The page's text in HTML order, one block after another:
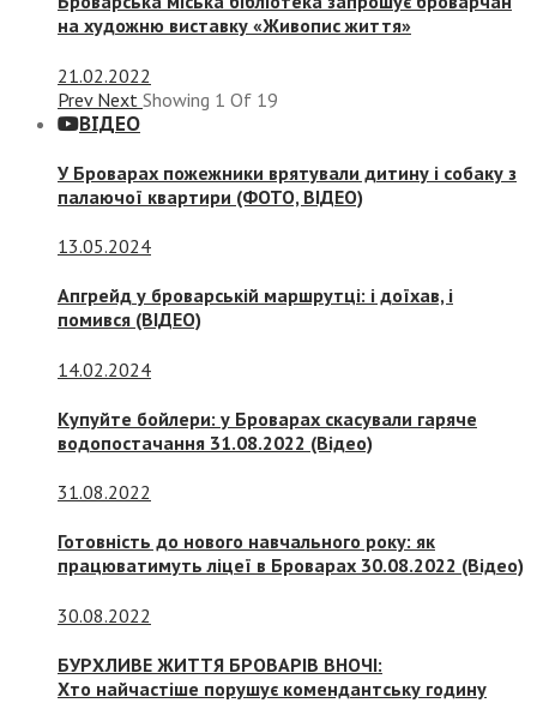
на художню виставку «Живопис життя»
21.02.2022
Prev Next Showing 1 Of 19
ВІДЕО
У Броварах пожежники врятували дитину і собаку з
палаючої квартири (ФОТО, ВІДЕО)
13.05.2024
Апгрейд у броварській маршрутці: і доїхав, і
помився (ВІДЕО)
14.02.2024
Купуйте бойлери: у Броварах скасували гаряче
водопостачання 31.08.2022 (Відео)
31.08.2022
Готовність до нового навчального року: як
працюватимуть ліцеї в Броварах 30.08.2022 (Відео)
30.08.2022
БУРХЛИВЕ ЖИТТЯ БРОВАРІВ ВНОЧІ:
Хто найчастіше порушує комендантську годину